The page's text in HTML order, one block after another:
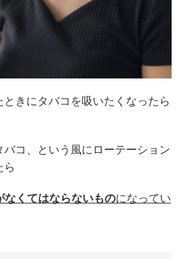
きにタバコを吸いたくなったら
コ、という風にローテーション
ら
なくてはならないものになってい